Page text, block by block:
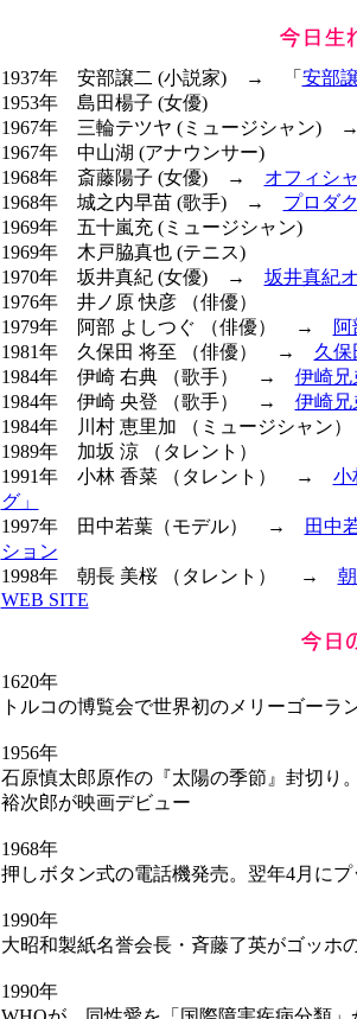
1937年 安部譲二 (小説家) → 「 安部
1953年 島田楊子 (女優)
1967年 三輪テツヤ (ミュージシャン)
1967年 中山湖 (アナウンサー)
1968年 斎藤陽子 (女優) → オフィシ
1968年 城之内早苗 (歌手) → プロダ
1969年 五十嵐充 (ミュージシャン)
1969年 木戸脇真也 (テニス)
1970年 坂井真紀 (女優) → 坂井真紀
1976年 井ノ原 快彦 （俳優）
1979年 阿部 よしつぐ （俳優） →
阿
1981年 久保田 将至 （俳優） → 久保
1984年 伊崎 右典 （歌手） → 伊崎兄
1984年 伊崎 央登 （歌手） → 伊崎兄
1984年 川村 恵里加 （ミュージシャン）
1989年 加坂 涼 （タレント）
1991年 小林 香菜 （タレント） → 小
グ」
1997年 田中若葉（モデル） →
田中
ション
1998年 朝長 美桜 （タレント） →
WEB SITE
1620年
トルコの博覧会で世界初のメリーゴーラ
1956年
石原慎太郎原作の『太陽の季節』封切り
裕次郎が映画デビュー
1968年
押しボタン式の電話機発売。翌年4月に
1990年
大昭和製紙名誉会長・斉藤了英がゴッホ
1990年